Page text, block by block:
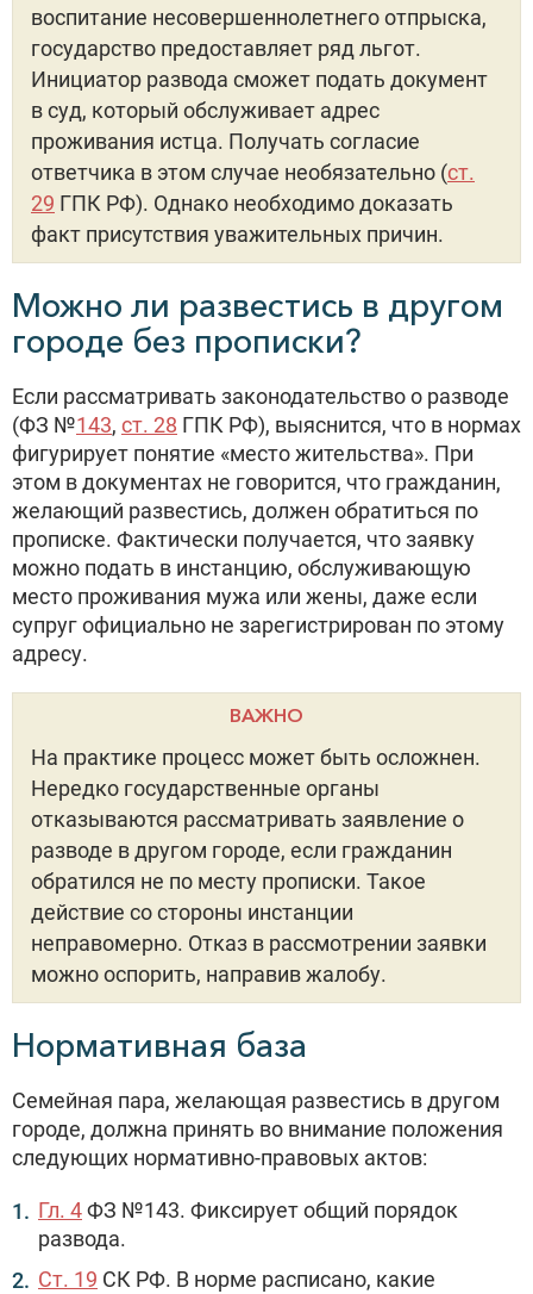
воспитание несовершеннолетнего отпрыска,
государство предоставляет ряд льгот.
Инициатор развода сможет подать документ
в суд, который обслуживает адрес
проживания истца. Получать согласие
ответчика в этом случае необязательно (ст.
29 ГПК РФ). Однако необходимо доказать
факт присутствия уважительных причин.
Можно ли развестись в другом
городе без прописки?
Если рассматривать законодательство о разводе
(ФЗ №143, ст. 28 ГПК РФ), выяснится, что в нормах
фигурирует понятие «место жительства». При
этом в документах не говорится, что гражданин,
желающий развестись, должен обратиться по
прописке. Фактически получается, что заявку
можно подать в инстанцию, обслуживающую
место проживания мужа или жены, даже если
супруг официально не зарегистрирован по этому
адресу.
ВАЖНО
На практике процесс может быть осложнен.
Нередко государственные органы
отказываются рассматривать заявление о
разводе в другом городе, если гражданин
обратился не по месту прописки. Такое
действие со стороны инстанции
неправомерно. Отказ в рассмотрении заявки
можно оспорить, направив жалобу.
Нормативная база
Семейная пара, желающая развестись в другом
городе, должна принять во внимание положения
следующих нормативно-правовых актов:
Гл. 4ФЗ №143. Фиксирует общий порядок
развода.
Ст. 19 СК РФ. В норме расписано, какие